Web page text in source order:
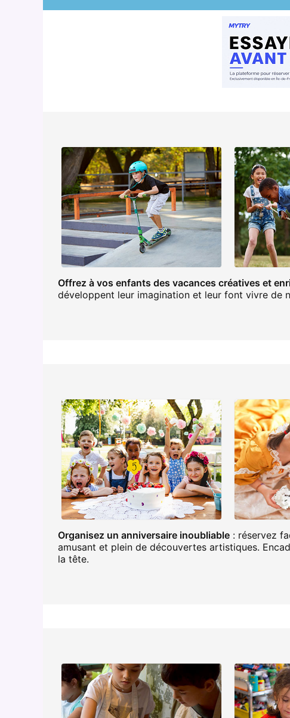
Offrez à vos enfants des vacances créatives et
développent leur imagination et leur font vivre de
Organisez un anniversaire inoubliable : réservez
amusant et plein de découvertes artistiques.
la tête.